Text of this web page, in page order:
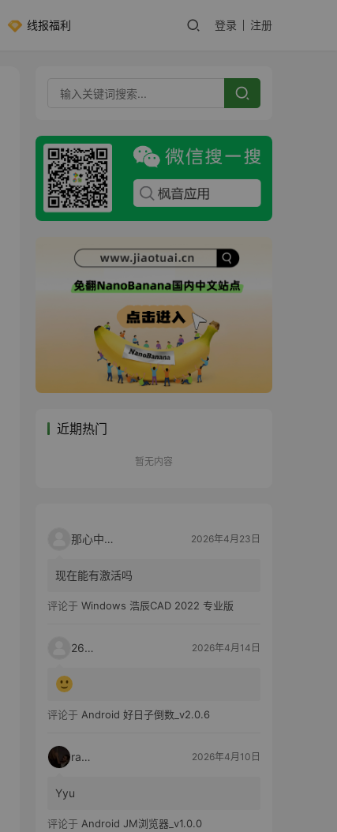
线报福利 登录 注册
近期热门
暂无内容
那心中的话 2026年4月23日
现在能有激活吗
评论于 Windows 浩辰CAD 2022 专业版
2603 2026年4月14日
评论于 Android 好日子倒数_v2.0.6
raka 2026年4月10日
Yyu
评论于 Android JM浏览器_v1.0.0